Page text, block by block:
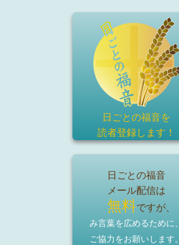
日ごとの福音を
読者登録します！
日ごとの福音
メール配信は
無料ですが、
み言葉を広めるために、
ご協力をお願いします。